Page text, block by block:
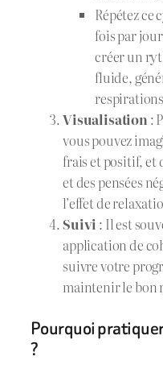
Répétez
fois par
créer un
fluide,
Visualisation :
vous pouvez
frais et positif, et
et des pensées
l’effet de
Suivi : Il est
application de
suivre votre
maintenir le bon
Pourquoi
?